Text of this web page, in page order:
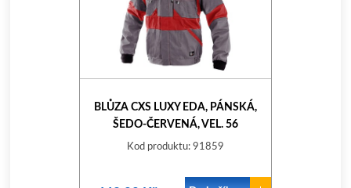
BLŮZA CXS LUXY EDA, PÁNSKÁ,
ŠEDO-ČERVENÁ, VEL. 56
Kod produktu: 91859